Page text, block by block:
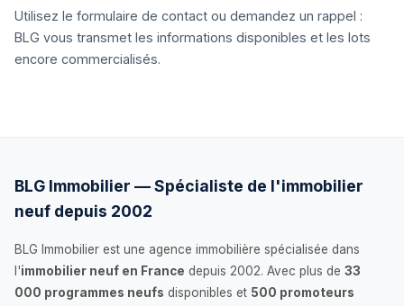
Utilisez le formulaire de contact ou demandez un rappel :
BLG vous transmet les informations disponibles et les lots
encore commercialisés.
BLG Immobilier — Spécialiste de l'immobilier
neuf depuis 2002
BLG Immobilier est une agence immobilière spécialisée dans
l'immobilier neuf en France depuis 2002. Avec plus de 33
000 programmes neufs disponibles et 500 promoteurs